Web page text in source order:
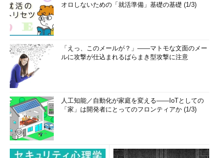
オロしないための「就活準備」基礎の基礎 (1/3)
「えっ、このメールが？」――マトモな文面のメー
ルに攻撃が仕込まれるばらまき型攻撃に注意
人工知能／自動化が家庭を変える――IoTとしての
「家」は開発者にとってのフロンティアか (1/3)